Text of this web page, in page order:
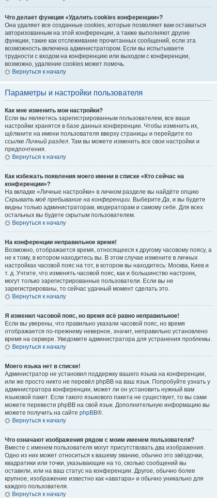
Что делает функция «Удалить cookies конференции»?
Она удаляет все созданные cookies, которые позволяют вам оставаться
авторизованным на этой конференции, а также выполняют другие
функции, такие как отслеживание прочитанных сообщений, если эта
возможность включена администратором. Если вы испытываете
трудности с входом на конференцию или выходом с конференции,
возможно, удаление cookies может помочь.
Вернуться к началу
Параметры и настройки пользователя
Как мне изменить мои настройки?
Если вы являетесь зарегистрированным пользователем, все ваши
настройки хранятся в базе данных конференции. Чтобы изменить их,
щёлкните на имени пользователя вверху страницы и перейдите по
ссылкеЛичный раздел. Там вы можете изменить все свои настройки и
предпочтения.
Вернуться к началу
Как избежать появления моего имени в списке «Кто сейчас на
конференции»?
На вкладке «Личные настройки» в личном разделе вы найдёте опцию
Скрывать моё пребывание на конференции. ВыберитеДа, и вы будете
видны только администраторам, модераторам и самому себе. Для всех
остальных вы будете скрытым пользователем.
Вернуться к началу
На конференции неправильное время!
Возможно, отображается время, относящееся к другому часовому поясу, а
не к тому, в котором находитесь вы. В этом случае измените в личных
настройках часовой пояс на тот, в котором вы находитесь: Москва, Киев и
т. д. Учтите, что изменять часовой пояс, как и большинство настроек,
могут только зарегистрированные пользователи. Если вы не
зарегистрированы, то сейчас удачный момент сделать это.
Вернуться к началу
Я изменил часовой пояс, но время всё равно неправильное!
Если вы уверены, что правильно указали часовой пояс, но время
отображается по-прежнему неверное, значит, неправильно установлено
время на сервере. Уведомите администратора для устранения проблемы.
Вернуться к началу
Моего языка нет в списке!
Администратор не установил поддержку вашего языка на конференции,
или же просто никто не перевёл phpBB на ваш язык. Попробуйте узнать у
администратора конференции, может ли он установить нужный вам
языковой пакет. Если такого языкового пакета не существует, то вы сами
можете перевести phpBB на свой язык. Дополнительную информацию вы
можете получить на сайте phpBB®.
Вернуться к началу
Что означают изображения рядом с моим именем пользователя?
Вместе с именем пользователя могут присутствовать два изображения.
Одно из них может относиться к вашему званию, обычно это звёздочки,
квадратики или точки, указывающие на то, сколько сообщений вы
оставили, или на ваш статус на конференции. Другое, обычно более
крупное, изображение известно как «аватара» и обычно уникально для
каждого пользователя.
Вернуться к началу